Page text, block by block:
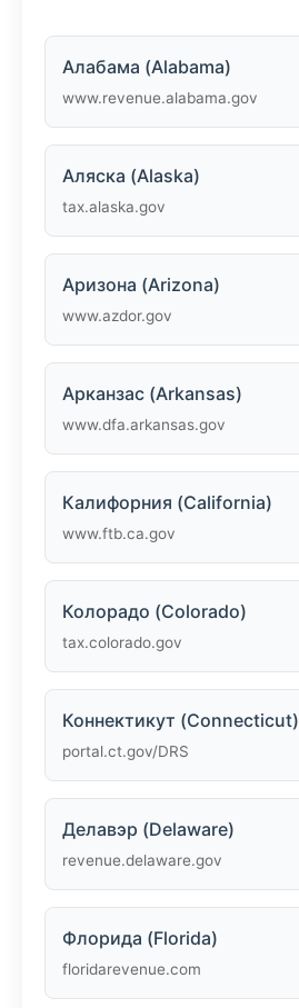
Алабама (Alabama)
www.revenue.alabama.gov
Аляска (Alaska)
tax.alaska.gov
Аризона (Arizona)
www.azdor.gov
Арканзас (Arkansas)
www.dfa.arkansas.gov
Калифорния (California)
www.ftb.ca.gov
Колорадо (Colorado)
tax.colorado.gov
Коннектикут (Connecticut)
portal.ct.gov/DRS
Делавэр (Delaware)
revenue.delaware.gov
Флорида (Florida)
floridarevenue.com